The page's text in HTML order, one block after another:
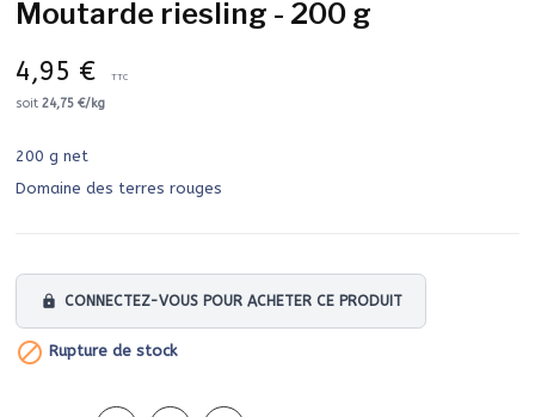
Moutarde riesling - 200 g
4,95 € TTC
soit 24,75 €/kg
200 g net
Domaine des terres rouges
lock CONNECTEZ-VOUS POUR ACHETER CE PRODUIT
 Rupture de stock